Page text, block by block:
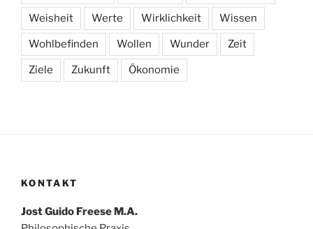
Weisheit Werte Wirklichkeit Wissen
Wohlbefinden Wollen Wunder Zeit
Ziele Zukunft Ökonomie
KONTAKT
Jost Guido Freese M.A.